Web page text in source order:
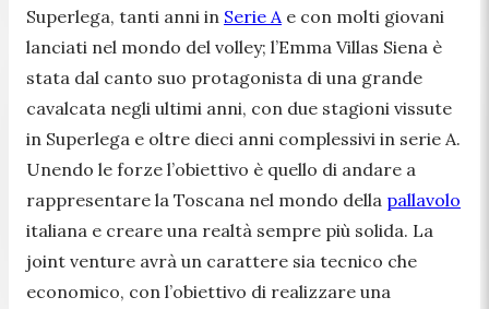
Superlega, tanti anni in Serie A e con molti giovani
lanciati nel mondo del volley; l’Emma Villas Siena è
stata dal canto suo protagonista di una grande
cavalcata negli ultimi anni, con due stagioni vissute
in Superlega e oltre dieci anni complessivi in serie A.
Unendo le forze l’obiettivo è quello di andare a
rappresentare la Toscana nel mondo della pallavolo
italiana e creare una realtà sempre più solida. La
joint venture avrà un carattere sia tecnico che
economico, con l’obiettivo di realizzare una